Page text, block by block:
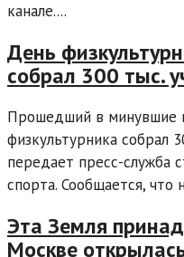
канале....
День
собрал 300 тыс.
Прошедший в минувшие
физкультурника собрал
передает пресс-служба
спорта. Сообщается, что
Эта Земля
Москве